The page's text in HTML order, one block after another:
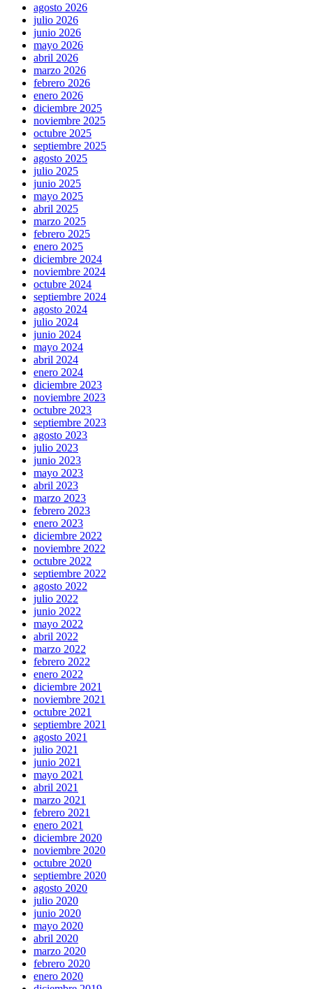
agosto 2026
julio 2026
junio 2026
mayo 2026
abril 2026
marzo 2026
febrero 2026
enero 2026
diciembre 2025
noviembre 2025
octubre 2025
septiembre 2025
agosto 2025
julio 2025
junio 2025
mayo 2025
abril 2025
marzo 2025
febrero 2025
enero 2025
diciembre 2024
noviembre 2024
octubre 2024
septiembre 2024
agosto 2024
julio 2024
junio 2024
mayo 2024
abril 2024
enero 2024
diciembre 2023
noviembre 2023
octubre 2023
septiembre 2023
agosto 2023
julio 2023
junio 2023
mayo 2023
abril 2023
marzo 2023
febrero 2023
enero 2023
diciembre 2022
noviembre 2022
octubre 2022
septiembre 2022
agosto 2022
julio 2022
junio 2022
mayo 2022
abril 2022
marzo 2022
febrero 2022
enero 2022
diciembre 2021
noviembre 2021
octubre 2021
septiembre 2021
agosto 2021
julio 2021
junio 2021
mayo 2021
abril 2021
marzo 2021
febrero 2021
enero 2021
diciembre 2020
noviembre 2020
octubre 2020
septiembre 2020
agosto 2020
julio 2020
junio 2020
mayo 2020
abril 2020
marzo 2020
febrero 2020
enero 2020